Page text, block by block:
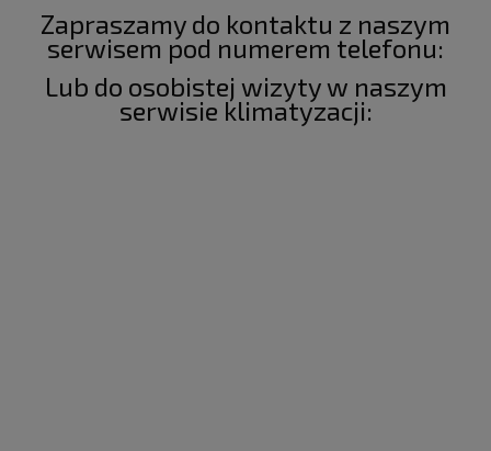
Zapraszamy do kontaktu z naszym
serwisem pod numerem telefonu:
Lub do osobistej wizyty w naszym
serwisie klimatyzacji: